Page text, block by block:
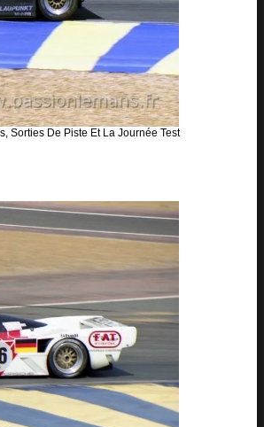
Sorties De Piste Et La Journée Test